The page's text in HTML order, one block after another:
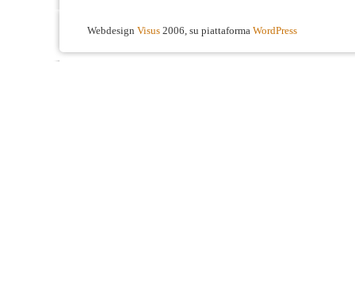
Webdesign Visus 2006, su piattaforma WordPress